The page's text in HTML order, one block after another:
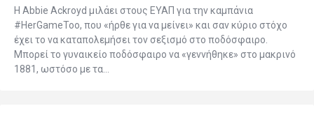
Η Abbie Ackroyd μιλάει στους ΕΥΑΠ για την καμπάνια
#HerGameToo, που «ήρθε για να μείνει» και σαν κύριο στόχο
έχει το να καταπολεμήσει τον σεξισμό στο ποδόσφαιρο.
Μπορεί το γυναικείο ποδόσφαιρο να «γεννήθηκε» στο μακρινό
1881, ωστόσο με τα…